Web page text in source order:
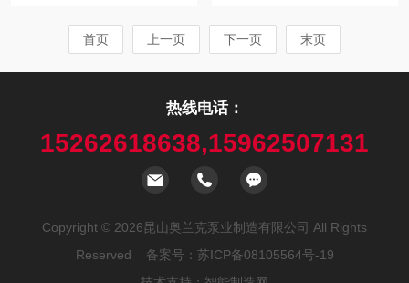
首页 上一页 下一页 末页
热线电话：
15262618638,15962507131
Copyright © 2026昆山奥兰克泵业制造有限公司 All Rights
Reserved 备案号： 苏ICP备08105564号-19